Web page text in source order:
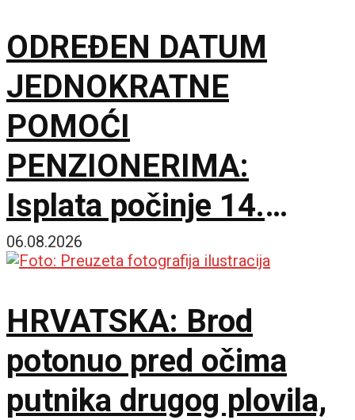
ODREĐEN DATUM
JEDNOKRATNE
POMOĆI
PENZIONERIMA:
Isplata počinje 14.
septembra
06.08.2026
HRVATSKA: Brod
potonuo pred očima
putnika drugog plovila,